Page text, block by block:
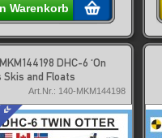
Warenkorb
DHC-6 'On
Skis and Floats
Art.Nr.: 140-MKM144198